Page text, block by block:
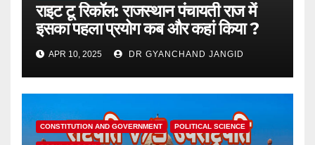
राइट टू रिकॉल: राजस्थान पंचायती राज में
इसका पहला प्रयोग कब और कहां किया ?
APR 10, 2025 DR GYANCHAND JANGID
CONSTITUTION AND GOVERNMENT POLITICAL SCIENCE